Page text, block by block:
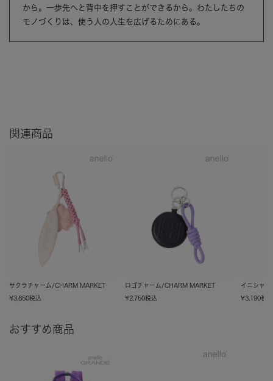
から。一歩先へと背中を押すことができるから。わたしたちの
モノづくりは、使う人の人生を広げるためにある。
関連商品
サクラチャーム/CHARM MARKET
¥3,850税込
ロゴチャーム/CHARM MARKET
¥2,750税込
イニシャ
¥3,190税込
おすすめ商品